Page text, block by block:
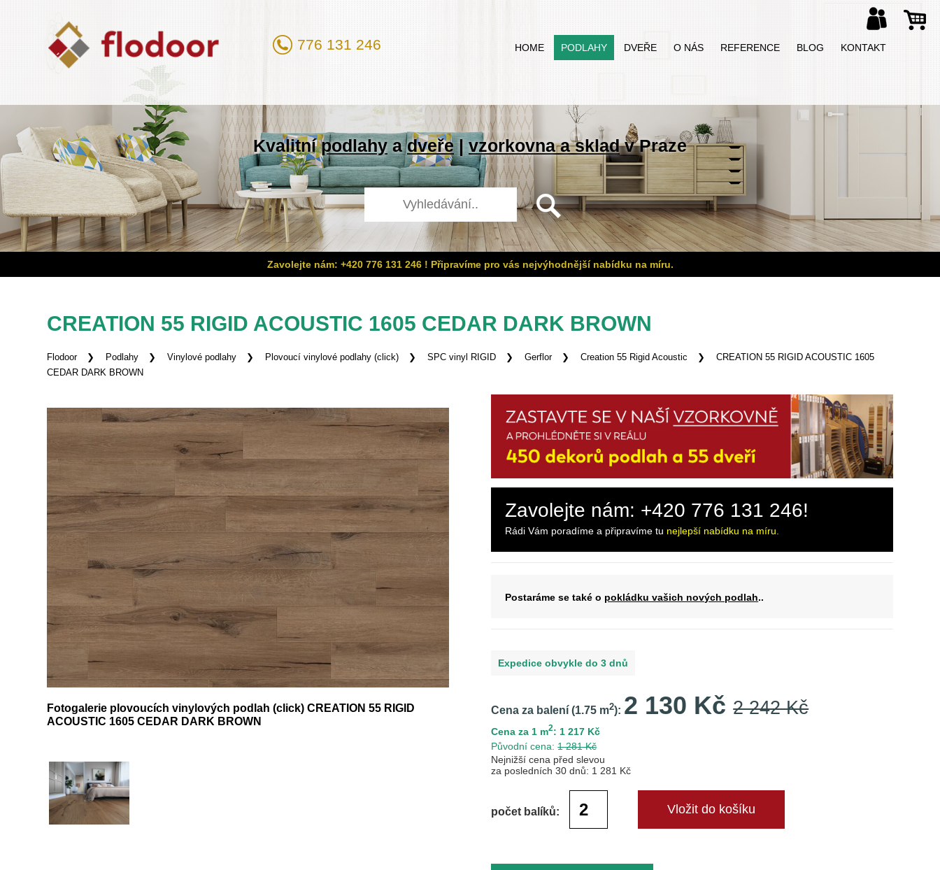
776 131 246 HOME PODLAHY DVEŘE O NÁS REFERENCE BLOG KONTAKT
Kvalitnípodlahyadveře|vzorkovna a skladv Praze
Zavolejte nám: +420 776 131 246 ! Připravíme pro vás nejvýhodnější nabídku na míru.
CREATION 55 RIGID ACOUSTIC 1605 CEDAR DARK BROWN
Flodoor Podlahy Vinylové podlahy Plovoucí vinylové podlahy (click) SPC vinyl RIGID Gerflor Creation 55 Rigid Acoustic
CREATION 55 RIGID ACOUSTIC 1605
CEDAR DARK BROWN
Fotogalerie plovoucích vinylových podlah (click) CREATION 55 RIGID
ACOUSTIC 1605 CEDAR DARK BROWN
Zavolejte nám: +420 776 131 246!
Rádi Vám poradíme a připravíme tu nejlepší nabídku na míru.
Postaráme se také o pokládku vašich nových podlah..
Expedice obvykle do 3 dnů
Cena za balení (1.75 m2): 2 130 Kč2 242 Kč
Cena za 1 m2: 1 217 Kč
Původní cena:1 281 Kč
Nejnižší cena před slevou
za posledních 30 dnů: 1 281 Kč
počet balíků: